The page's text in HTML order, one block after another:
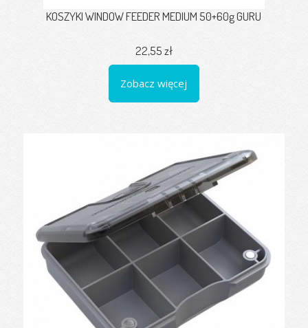
KOSZYKI WINDOW FEEDER MEDIUM 50+60g GURU
22,55 zł
Zobacz więcej